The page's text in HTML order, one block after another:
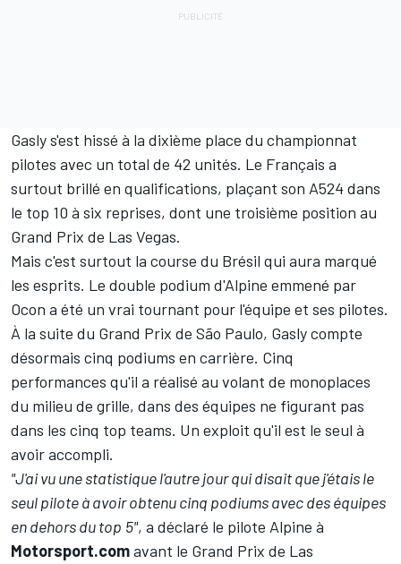
Gasly s'est hissé à la dixième place du championnat
pilotes avec un total de 42 unités. Le Français a
surtout brillé en qualifications, plaçant son A524 dans
le top 10 à six reprises, dont une troisième position au
Grand Prix de Las Vegas.
Mais c'est surtout la course du Brésil qui aura marqué
les esprits. Le double podium d'Alpine emmené par
Ocon a été un vrai tournant pour l'équipe et ses pilotes.
À la suite du Grand Prix de São Paulo, Gasly compte
désormais cinq podiums en carrière. Cinq
performances qu'il a réalisé au volant de monoplaces
du milieu de grille, dans des équipes ne figurant pas
dans les cinq top teams. Un exploit qu'il est le seul à
avoir accompli.
"J'ai vu une statistique l'autre jour qui disait que j'étais le
seul pilote à avoir obtenu cinq podiums avec des équipes
en dehors du top 5", a déclaré le pilote Alpine à
Motorsport.comavant le Grand Prix de Las